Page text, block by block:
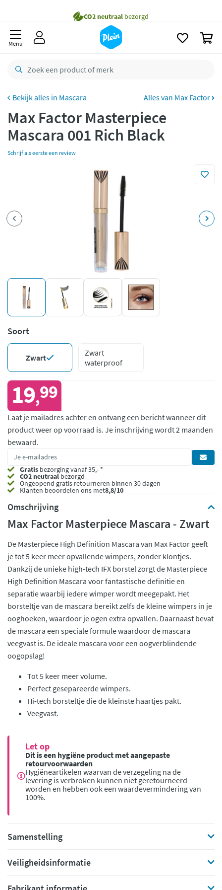
besteld,
Gratisretourneren
Betaal met Klarna
Menu
Mascara Alles van Max Factor
Max Factor Masterpiece
Mascara 001 Rich Black
Schrijf als eerste een review
Soort
Zwart
Zwart
waterproof
19,99
Laat je mailadres achter en ontvang een bericht wanneer dit
product weer op voorraad is. Je inschrijving wordt 2 maanden
bewaard.
Gratis bezorging vanaf 35,- *
CO2 neutraalbezorgd
Ongeopend gratis retourneren binnen 30 dagen
Klanten beoordelen ons met8,8/10
Omschrijving
Max Factor Masterpiece Mascara - Zwart
De Masterpiece High Definition Mascara van Max Factor geeft
je tot 5 keer meer opvallende wimpers, zonder klontjes.
Dankzij de unieke high-tech IFX borstel zorgt de Masterpiece
High Definition Mascara voor fantastische definitie en
separatie waarbij iedere wimper wordt meegepakt. Het
borsteltje van de mascara bereikt zelfs de kleine wimpers in je
ooghoeken, waardoor je ogen extra opvallen. Daarnaast bevat
de mascara een speciale formule waardoor de mascara
veegvast is. De ideale mascara voor een oogverblindende
oogopslag!
Tot 5 keer meer volume.
Perfect gesepareerde wimpers.
Hi-tech borsteltje die de kleinste haartjes pakt.
Veegvast.
Let op
Dit is een hygiëne product met aangepaste
retourvoorwaarden
Hygiëneartikelen waarvan de verzegeling na de
levering is verbroken kunnen niet geretourneerd
worden en hebben ook een waardevermindering van
100%.
Samenstelling
Veiligheidsinformatie